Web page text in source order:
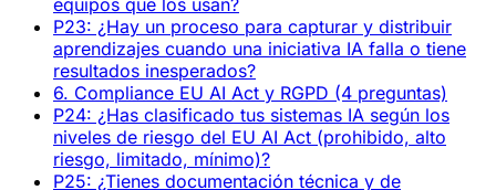
equipos que los usan?
P23: ¿Hay un proceso para capturar y distribuir
aprendizajes cuando una iniciativa IA falla o tiene
resultados inesperados?
6. Compliance EU AI Act y RGPD (4 preguntas)
P24: ¿Has clasificado tus sistemas IA según los
niveles de riesgo del EU AI Act (prohibido, alto
riesgo, limitado, mínimo)?
P25: ¿Tienes documentación técnica y de